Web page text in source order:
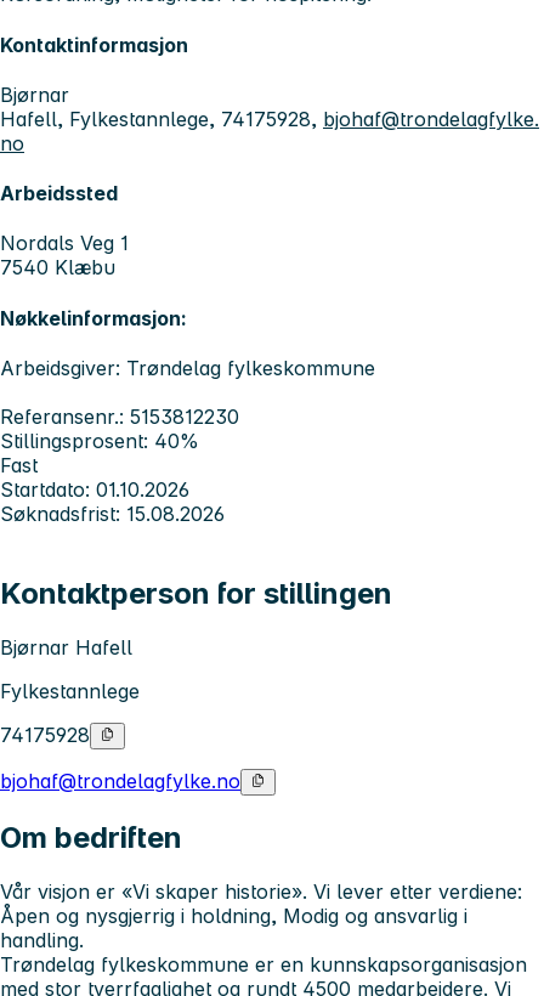
Kontaktinformasjon
Bjørnar
Hafell, Fylkestannlege, 74175928, bjohaf@trondelagfylke.
no
Arbeidssted
Nordals Veg 1
7540 Klæbu
Nøkkelinformasjon:
Arbeidsgiver: Trøndelag fylkeskommune
Referansenr.: 5153812230
Stillingsprosent: 40%
Fast
Startdato: 01.10.2026
Søknadsfrist: 15.08.2026
Kontaktperson for stillingen
Bjørnar Hafell
Fylkestannlege
74175928
bjohaf@trondelagfylke.no
Om bedriften
Vår visjon er «Vi skaper historie». Vi lever etter verdiene:
Åpen og nysgjerrig i holdning, Modig og ansvarlig i
handling.
Trøndelag fylkeskommune er en kunnskapsorganisasjon
med stor tverrfaglighet og rundt 4500 medarbeidere. Vi